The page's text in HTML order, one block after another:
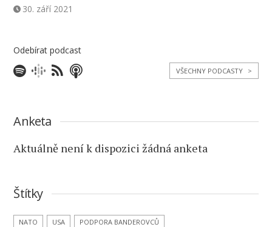
30. září 2021
Odebírat podcast
VŠECHNY PODCASTY >
Anketa
Aktuálně není k dispozici žádná anketa
Štítky
NATO USA
PODPORA BANDEROVCŮ